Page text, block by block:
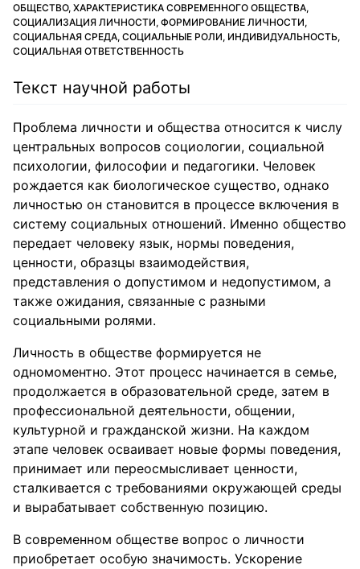
ОБЩЕСТВО, ХАРАКТЕРИСТИКА СОВРЕМЕННОГО ОБЩЕСТВА,
СОЦИАЛИЗАЦИЯ ЛИЧНОСТИ, ФОРМИРОВАНИЕ ЛИЧНОСТИ,
СОЦИАЛЬНАЯ СРЕДА, СОЦИАЛЬНЫЕ РОЛИ, ИНДИВИДУАЛЬНОСТЬ,
СОЦИАЛЬНАЯ ОТВЕТСТВЕННОСТЬ
Текст научной работы
Проблема личности и общества относится к числу
центральных вопросов социологии, социальной
психологии, философии и педагогики. Человек
рождается как биологическое существо, однако
личностью он становится в процессе включения в
систему социальных отношений. Именно общество
передает человеку язык, нормы поведения,
ценности, образцы взаимодействия,
представления о допустимом и недопустимом, а
также ожидания, связанные с разными
социальными ролями.
Личность в обществе формируется не
одномоментно. Этот процесс начинается в семье,
продолжается в образовательной среде, затем в
профессиональной деятельности, общении,
культурной и гражданской жизни. На каждом
этапе человек осваивает новые формы поведения,
принимает или переосмысливает ценности,
сталкивается с требованиями окружающей среды
и вырабатывает собственную позицию.
В современном обществе вопрос о личности
приобретает особую значимость. Ускорение